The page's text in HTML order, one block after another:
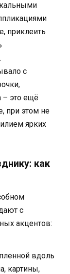
приклеить
с
– это ещё
при этом не
ярких
как
с
акцентов:
вдоль
картины,